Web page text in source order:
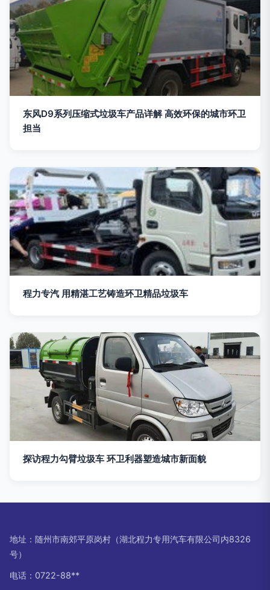
东风D9系列压缩式垃圾车产品详解 高效环保的城市环卫
担当
程力专汽 用精湛工艺铸造环卫精品垃圾车
探访程力勾臂垃圾车 环卫利器塑造城市新面貌
地址：随州市南郊平原岗村（湖北程力专用汽车有限公司内8326
号）
电话：0722-88**